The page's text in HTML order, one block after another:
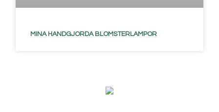
MINA HANDGJORDA BLOMSTERLAMPOR